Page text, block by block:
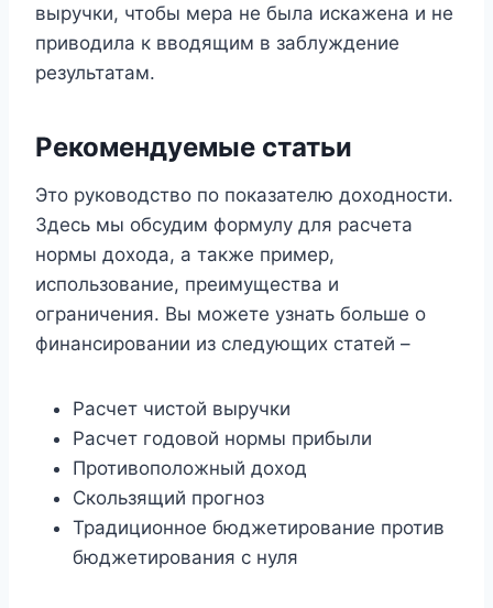
выручки, чтобы мера не была искажена и не
приводила к вводящим в заблуждение
результатам.
Рекомендуемые статьи
Это руководство по показателю доходности.
Здесь мы обсудим формулу для расчета
нормы дохода, а также пример,
использование, преимущества и
ограничения. Вы можете узнать больше о
финансировании из следующих статей –
Расчет чистой выручки
Расчет годовой нормы прибыли
Противоположный доход
Скользящий прогноз
Традиционное бюджетирование против
бюджетирования с нуля